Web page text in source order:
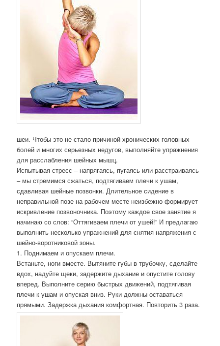
шеи. Чтобы это не стало причиной хронических головных
болей и многих серьезных недугов, выполняйте упражнения
для расслабления шейных мышц.
Испытывая стресс – напрягаясь, пугаясь или расстраиваясь
– мы стремимся сжаться, подтягиваем плечи к ушам,
сдавливая шейные позвонки. Длительное сидение в
неправильной позе на рабочем месте неизбежно формирует
искривление позвоночника. Поэтому каждое свое занятие я
начинаю со слов: “Оттягиваем плечи от ушей!” И предлагаю
выполнить несколько упражнений для снятия напряжения с
шейно-воротниковой зоны.
1. Поднимаем и опускаем плечи.
Встаньте, ноги вместе. Вытяните губы в трубочку, сделайте
вдох, надуйте щеки, задержите дыхание и опустите голову
вперед. Выполните серию быстрых движений, подтягивая
плечи к ушам и опуская вниз. Руки должны оставаться
прямыми. Задержка дыхания комфортная. Повторить 3 раза.